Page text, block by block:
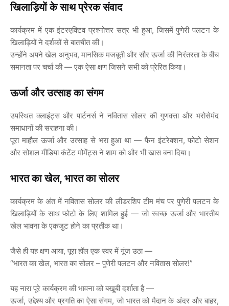
खिलाड़ियों के साथ प्रेरक संवाद
कार्यक्रम में एक इंटरएक्टिव प्रश्नोत्तर सत्र भी हुआ, जिसमें पुणेरी पलटन के
खिलाड़ियों ने दर्शकों से बातचीत की।
उन्होंने अपने खेल अनुभव, मानसिक मजबूती और सौर ऊर्जा की निरंतरता के बीच
समानता पर चर्चा की— एक ऐसा क्षण जिसने सभी को प्रेरित किया।
ऊर्जा और उत्साह का संगम
उपस्थित क्लाइंट्स और पार्टनर्स ने नवितास सोलर की गुणवत्ता और भरोसेमंद
समाधानों की सराहना की।
पूरा माहौल ऊर्जा और उत्साह से भरा हुआ था— फैन इंटरेक्शन,फोटो सेशन
और सोशल मीडिया कंटेंट मोमेंट्स ने शाम को और भी खास बना दिया।
भारत का खेल, भारत का सोलर
कार्यक्रम के अंत में नवितास सोलर की लीडरशिप टीम मंच पर पुणेरी पलटन के
खिलाड़ियों के साथ फोटो के लिए शामिल हुई —जो स्वच्छ ऊर्जा और भारतीय
खेल भावना के एकजुट होने का प्रतीक था।
जैसे ही यह क्षण आया, पूरा हॉल एक स्वर में गूंज उठा—
“भारत का खेल, भारत का सोलर – पुणेरी पलटन और नवितास सोलर!”
यह नारा पूरे कार्यक्रम की भावना को बखूबी दर्शाता है—
ऊर्जा, उद्देश्य और प्रगति का ऐसा संगम,जो भारत को मैदान के अंदर और बाहर,